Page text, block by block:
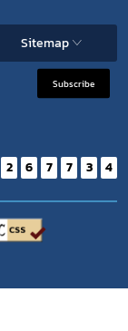
Sitemap
Subscribe
2 6 7 7 3 4